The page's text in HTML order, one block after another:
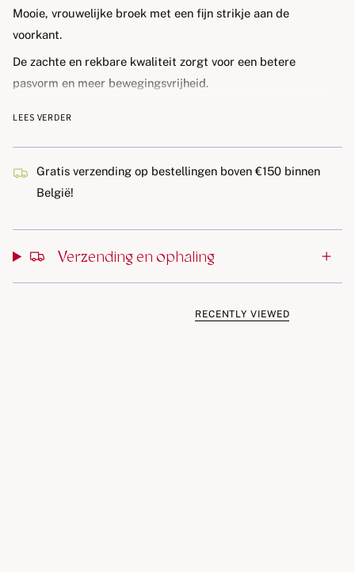
Mooie, vrouwelijke broek met een fijn strikje aan de
voorkant.
De zachte en rekbare kwaliteit zorgt voor een betere
pasvorm en meer bewegingsvrijheid.
voor een comfortabele pasvorm.
95% biologische katoen, 5% elastaan
Wasinstructies
LEES VERDER
Gratis verzending op bestellingen boven €150 binnen
België!
Verzending en ophaling
RECENTLY VIEWED